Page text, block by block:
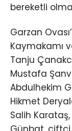
bereketli
Garzan
Kaymakamı
Tanju
Mustafa
Abdulhekim
Hikmet
Salih Karataş,